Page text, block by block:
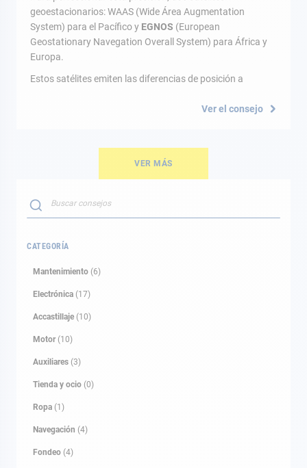
geoestacionarios: WAAS (Wide Área Augmentation
System) para el Pacífico y EGNOS (European
Geostationary Navegation Overall System) para África y
Europa.
Estos satélites emiten las diferencias de posición a
Ver el consejo
VER MÁS
BUSCAR
CATEGORÍA
Mantenimiento (6)
Electrónica (17)
Accastillaje (10)
Motor (10)
Auxiliares (3)
Tienda y ocio (0)
Ropa (1)
Navegación (4)
Fondeo (4)